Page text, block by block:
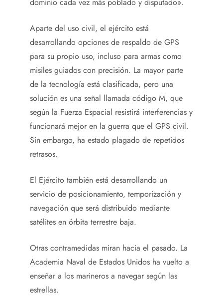
dominio cada vez más poblado y disputado».
Aparte del uso civil, el ejército está
desarrollando opciones de respaldo de GPS
para su propio uso, incluso para armas como
misiles guiados con precisión. La mayor parte
de la tecnología está clasificada, pero una
solución es una señal llamada código M, que
según la Fuerza Espacial resistirá interferencias y
funcionará mejor en la guerra que el GPS civil.
Sin embargo, ha estado plagado de repetidos
retrasos.
El Ejército también está desarrollando un
servicio de posicionamiento, temporización y
navegación que será distribuido mediante
satélites en órbita terrestre baja.
Otras contramedidas miran hacia el pasado. La
Academia Naval de Estados Unidos ha vuelto a
enseñar a los marineros a navegar según las
estrellas.